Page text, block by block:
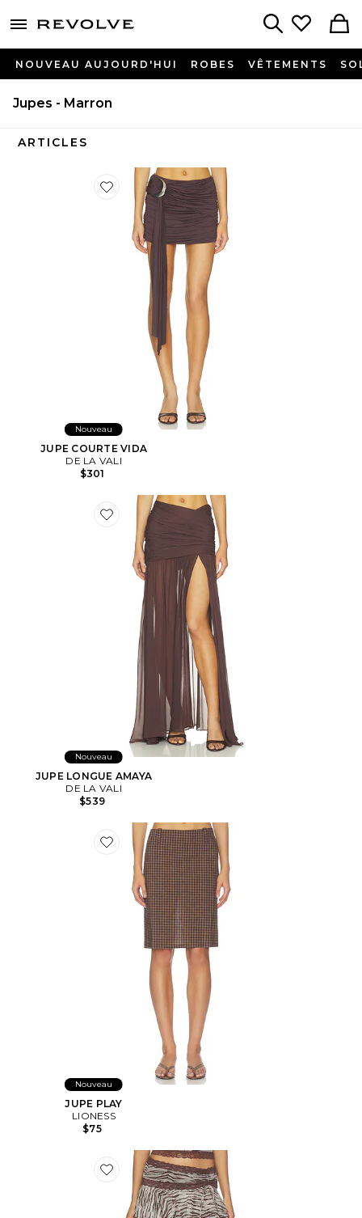
menu - shows more content
NOUVEAU AUJOURD'HUI ROBES VÊTEMENTS
Jupes - Marron
ARTICLES
Favorite JUPE COURTE VIDA
Nouveau
JUPE COURTE VIDA
DE LA VALI
$301
Favorite JUPE LONGUE AMAYA
Nouveau
JUPE LONGUE AMAYA
DE LA VALI
$539
Favorite JUPE PLAY
Nouveau
JUPE PLAY
LIONESS
$75
Favorite JUPE VIRA